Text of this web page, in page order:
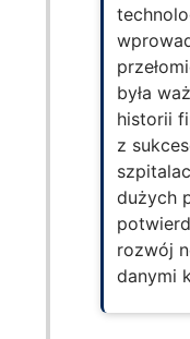
była
historii
z
dużych
rozwój
danymi